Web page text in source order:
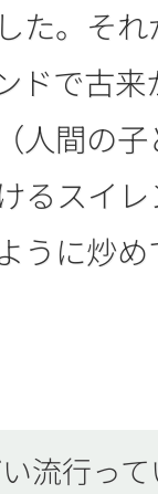
た。そ
ドで古
人間の
るスイ
うに炒
流行っ